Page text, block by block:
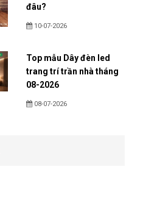
đâu?
10-07-2026
Top mẫu Dây đèn led
trang trí trần nhà tháng
08-2026
08-07-2026